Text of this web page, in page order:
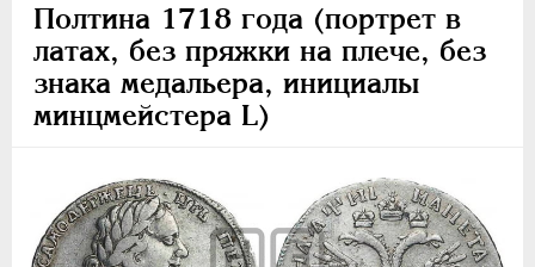
Полтина 1718 года (портрет в
латах, без пряжки на плече, без
знака медальера, инициалы
минцмейстера L)